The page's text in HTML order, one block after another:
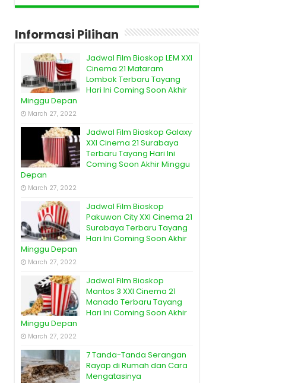
Informasi Pilihan
Jadwal Film Bioskop LEM XXI
Cinema 21 Mataram
Lombok Terbaru Tayang
Hari Ini Coming Soon Akhir
Minggu Depan
March 27, 2022
Jadwal Film Bioskop Galaxy
XXI Cinema 21 Surabaya
Terbaru Tayang Hari Ini
Coming Soon Akhir Minggu
Depan
March 27, 2022
Jadwal Film Bioskop
Pakuwon City XXI Cinema 21
Surabaya Terbaru Tayang
Hari Ini Coming Soon Akhir
Minggu Depan
March 27, 2022
Jadwal Film Bioskop
Mantos 3 XXI Cinema 21
Manado Terbaru Tayang
Hari Ini Coming Soon Akhir
Minggu Depan
March 27, 2022
7 Tanda-Tanda Serangan
Rayap di Rumah dan Cara
Mengatasinya